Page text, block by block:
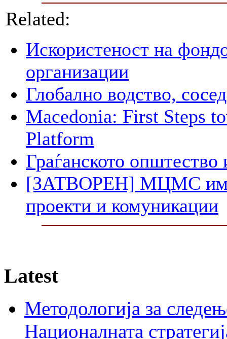
Related:
Искористеност на
организации
Глобално водство,
Macedonia: First Steps
Platform
Граѓанското
[ЗАТВОРЕН] МЦМС има
проекти и комуникации
Latest
Методологија за
Националната